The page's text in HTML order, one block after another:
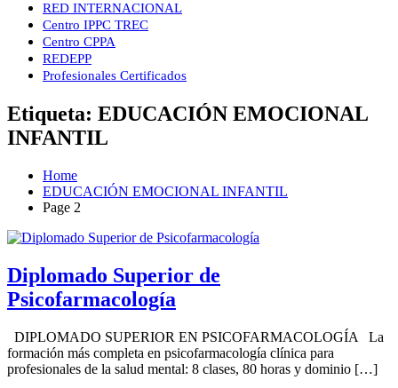
RED INTERNACIONAL
Centro IPPC TREC
Centro CPPA
REDEPP
Profesionales Certificados
Etiqueta: EDUCACIÓN EMOCIONAL
INFANTIL
Home
EDUCACIÓN EMOCIONAL INFANTIL
Page 2
Diplomado Superior de
Psicofarmacología
DIPLOMADO SUPERIOR EN PSICOFARMACOLOGÍA La
formación más completa en psicofarmacología clínica para
profesionales de la salud mental: 8 clases, 80 horas y dominio […]